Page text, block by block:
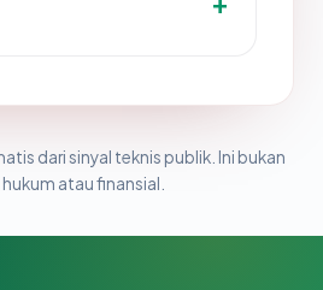
dari sinyal teknis publik. Ini bukan
atau finansial.